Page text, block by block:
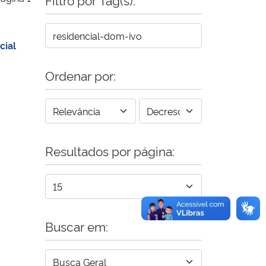
Ordenar por:
Resultados por página:
Buscar em: